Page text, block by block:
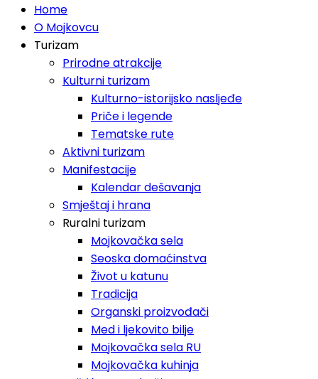
Home
O Mojkovcu
Turizam
Prirodne atrakcije
Kulturni turizam
Kulturno-istorijsko nasljeđe
Priče i legende
Tematske rute
Aktivni turizam
Manifestacije
Kalendar dešavanja
Smještaj i hrana
Ruralni turizam
Mojkovačka sela
Seoska domaćinstva
Život u katunu
Tradicija
Organski proizvođači
Med i ljekovito bilje
Mojkovačka sela RU
Mojkovačka kuhinja